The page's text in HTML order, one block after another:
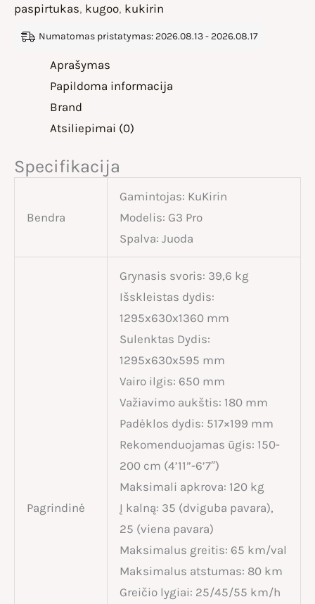
paspirtukas, kugoo, kukirin
Numatomas pristatymas: 2026.08.13 - 2026.08.17
Aprašymas
Papildoma informacija
Brand
Atsiliepimai (0)
Specifikacija
Bendra
Gamintojas: KuKirin
Modelis: G3 Pro
Spalva: Juoda
Pagrindinė
Grynasis svoris: 39,6 kg
Išskleistas dydis:
1295x630x1360 mm
Sulenktas Dydis:
1295x630x595 mm
Vairo ilgis: 650 mm
Važiavimo aukštis: 180 mm
Padėklos dydis: 517×199 mm
Rekomenduojamas ūgis: 150-
200 cm (4’11”-6’7″)
Maksimali apkrova: 120 kg
Į kalną: 35 (dviguba pavara),
25 (viena pavara)
Maksimalus greitis: 65 km/val
Maksimalus atstumas: 80 km
Greičio lygiai: 25/45/55 km/h